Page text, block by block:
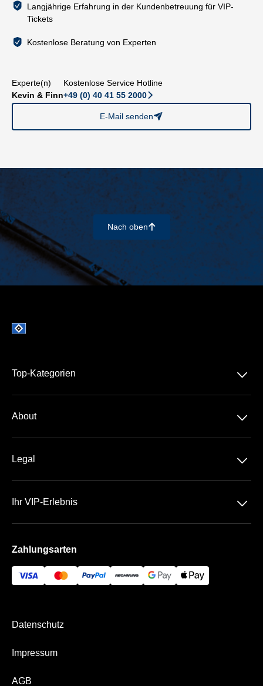
Langjährige Erfahrung in der Kundenbetreuung für VIP-
Tickets
Kostenlose Beratung von Experten
Experte(n)
Kevin & Finn
Kostenlose Service Hotline
+49 (0) 40 41 55 2000􀆊
E-Mail senden􀈠
Nach oben􀄨
Top-Kategorien 􀆈
DFB-Pokal
About 􀆈
Team
Legal 􀆈
Ihr VIP-Erlebnis 􀆈
HSV Business Match
Zahlungsarten
Datenschutz
Impressum
AGB